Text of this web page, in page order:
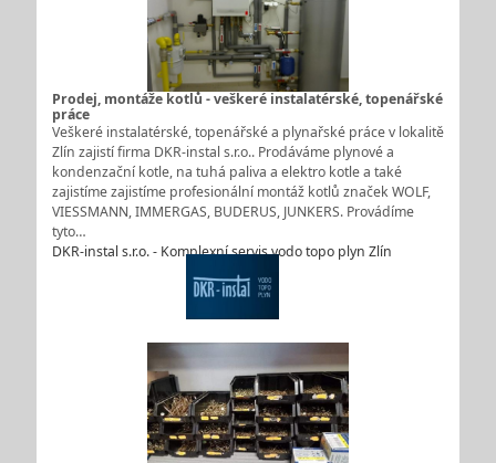
Prodej, montáže kotlů - veškeré instalatérské, topenářské
práce
Veškeré instalatérské, topenářské a plynařské práce v lokalitě
Zlín zajistí firma DKR-instal s.r.o.. Prodáváme plynové a
kondenzační kotle, na tuhá paliva a elektro kotle a také
zajistíme zajistíme profesionální montáž kotlů značek WOLF,
VIESSMANN, IMMERGAS, BUDERUS, JUNKERS. Provádíme
tyto…
DKR-instal s.r.o. - Komplexní servis vodo topo plyn Zlín